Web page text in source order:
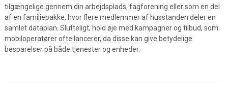
tilgængelige gennem din arbejdsplads, fagforening eller som en del
af en familiepakke, hvor flere medlemmer af husstanden deler en
samlet dataplan. Slutteligt, hold øje med kampagner og tilbud, som
mobiloperatører ofte lancerer, da disse kan give betydelige
besparelser på både tjenester og enheder.